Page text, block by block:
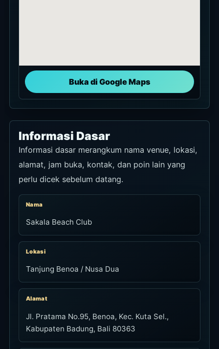
Buka di Google Maps
Informasi Dasar
Informasi dasar merangkum nama venue, lokasi,
alamat, jam buka, kontak, dan poin lain yang
perlu dicek sebelum datang.
Nama
Sakala Beach Club
Lokasi
Tanjung Benoa / Nusa Dua
Alamat
Jl. Pratama No.95, Benoa, Kec. Kuta Sel.,
Kabupaten Badung, Bali 80363